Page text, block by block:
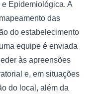
Epidemiológica. A
das
do estabelecimento
equipe é enviada
às apreensões
e, em situações
do local, além da